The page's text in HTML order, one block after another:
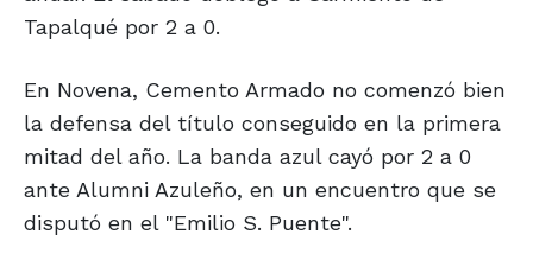
Tapalqué por 2 a 0.
En Novena, Cemento Armado no comenzó bien
la defensa del título conseguido en la primera
mitad del año. La banda azul cayó por 2 a 0
ante Alumni Azuleño, en un encuentro que se
disputó en el "Emilio S. Puente".